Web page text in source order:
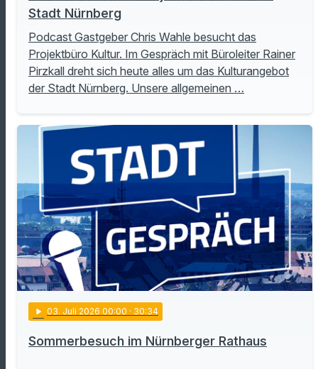
Stadt Nürnberg
Podcast Gastgeber Chris Wahle besucht das
Projektbüro Kultur. Im Gespräch mit Büroleiter Rainer
Pirzkall dreht sich heute alles um das Kulturangebot
der Stadt Nürnberg. Unsere allgemeinen …
play_arrow 03. Juli 2026 00:00 · 30:34
Sommerbesuch im Nürnberger Rathaus